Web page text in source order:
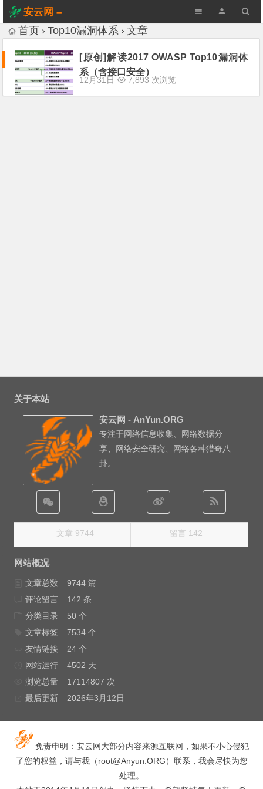
安云网 –
AnYun.ORG
首页 Top10漏洞体系 文章
[原创]解读2017 OWASP Top10漏洞体
系（含接口安全）
12月31日 7,893 次浏览
关于本站
安云网 - AnYun.ORG
专注于网络信息收集、网络数据分
享、网络安全研究、网络各种猎奇八
卦。
文章 9744 留言 142
网站概况
文章总数
9744 篇
评论留言
142 条
分类目录
50 个
文章标签
7534 个
友情链接
24 个
网站运行
4502 天
浏览总量
17114807 次
最后更新
2026年3月12日
免责申明：安云网大部分内容来源互联网，如果不小心侵犯
了您的权益，请与我（root@Anyun.ORG）联系，我会尽快为您
处理。